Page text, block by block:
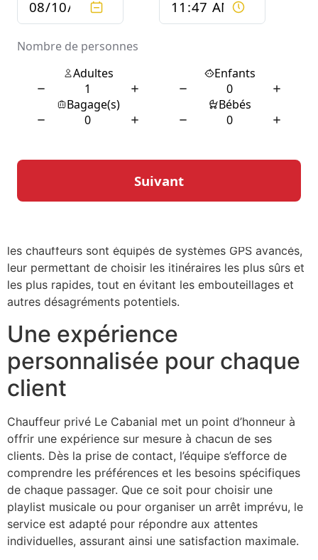
Le confort des passagers est une priorité absolue pour
des dernières technologies pour assurer un voyage
agréable et relaxant. Des sièges ergonomiques, une
climatisation réglable et un système audio de haute
qualité font partie des nombreuses caractéristiques qui
transforment chaque trajet en une expérience plaisante.
La sécurité n’est pas en reste, avec des chauffeurs
formés aux normes de conduite les plus strictes.
les chauffeurs sont équipés de systèmes GPS avancés,
leur permettant de choisir les itinéraires les plus sûrs et
les plus rapides, tout en évitant les embouteillages et
autres désagréments potentiels.
Une expérience
personnalisée pour chaque
client
Chauffeur privé Le Cabanial met un point d’honneur à
offrir une expérience sur mesure à chacun de ses
clients. Dès la prise de contact, l’équipe s’efforce de
comprendre les préférences et les besoins spécifiques
de chaque passager. Que ce soit pour choisir une
playlist musicale ou pour organiser un arrêt imprévu, le
service est adapté pour répondre aux attentes
individuelles, assurant ainsi une satisfaction maximale.